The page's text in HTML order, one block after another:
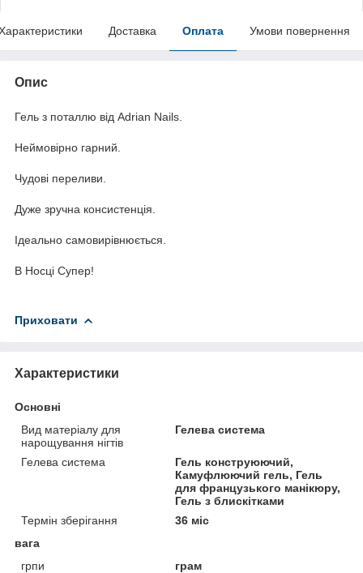
Доставка Оплата Умови повернення
Опис
Гель з поталлю від Adrian Nails.
Неймовірно гарний.
Чудові переливи.
Дуже зручна консистенція.
Ідеально самовирівнюється.
В Носці Супер!
Приховати
Характеристики
Основні
Вид матеріалу для
нарощування нігтів
Гелева система
Гелева система
Гель конструюючий,
Камуфлюючий гель, Гель
для французького манікюру,
Гель з блискітками
Термін зберігання
36 міс
вага
грпи
грам